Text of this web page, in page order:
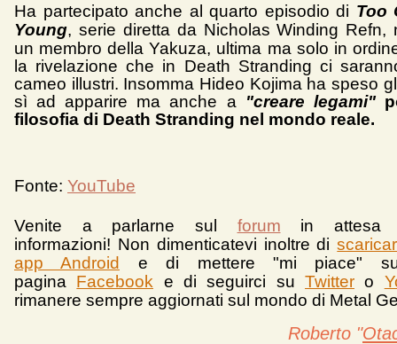
Ha partecipato anche al quarto episodio di Too
Young, serie diretta da Nicholas Winding Refn,
un membro della Yakuza, ultima ma solo in
la rivelazione che in Death Stranding ci
cameo illustri. Insomma Hideo Kojima ha speso
sì ad apparire ma anche a
"creare legami"
filosofia di Death Stranding nel mondo reale.
Fonte: YouTube
Venite a parlarne sul forum in attesa
informazioni! Non dimenticatevi inoltre di
app Android e di mettere "mi piace"
pagina Facebook e di seguirci suTwitter o
rimanere sempre aggiornati sul mondo di Metal
Roberto "